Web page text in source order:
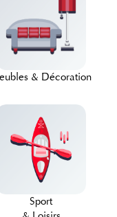
& Décoration
Sport